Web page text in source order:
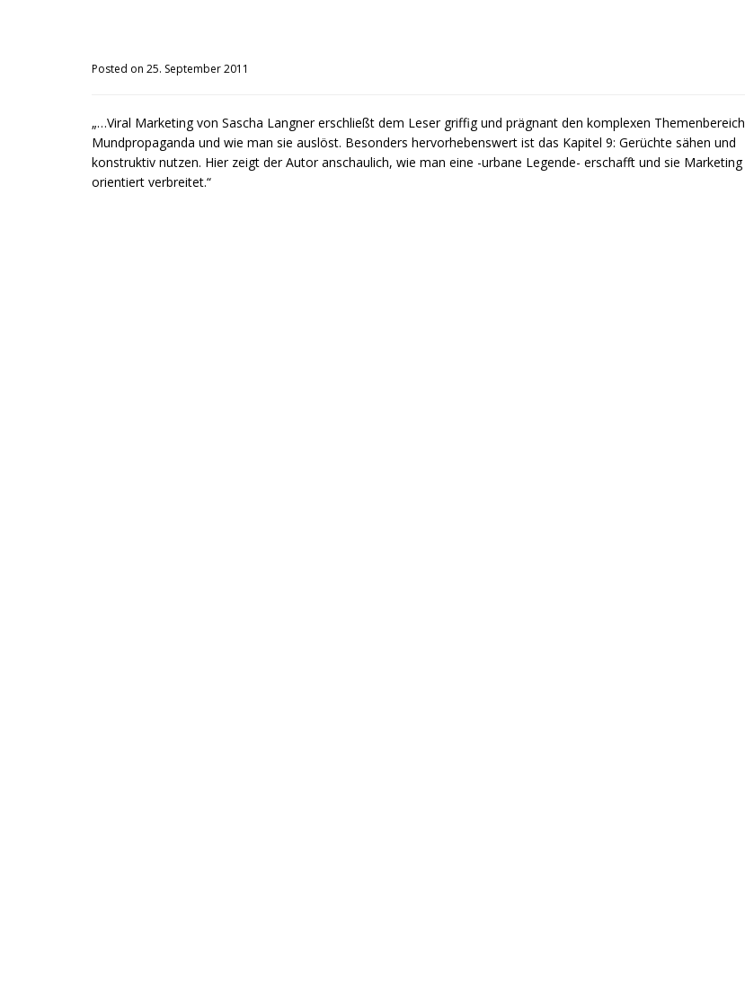
Posted on 25. September 2011
„…Viral Marketing von Sascha Langner erschließt dem Leser griffig und prägnant den komplexen Themenbereich
Mundpropaganda und wie man sie auslöst. Besonders hervorhebenswert ist das Kapitel 9: Gerüchte sähen und
konstruktiv nutzen. Hier zeigt der Autor anschaulich, wie man eine -urbane Legende- erschafft und sie Marketing
orientiert verbreitet.“